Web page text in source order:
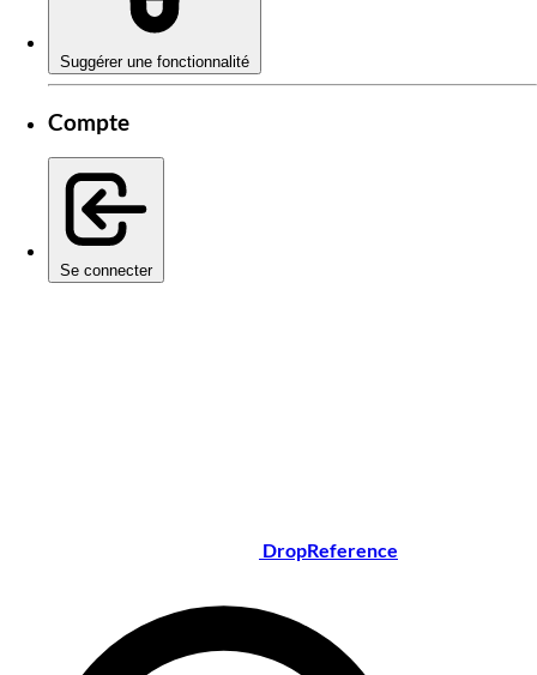
Suggérer une fonctionnalité
Compte
Se connecter
DropReference